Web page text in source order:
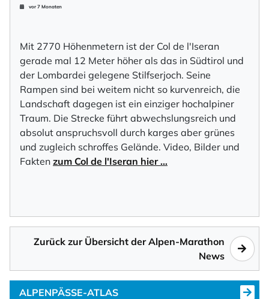
vor 7 Monaten
Mit 2770 Höhenmetern ist der Col de l'Iseran
gerade mal 12 Meter höher als das in Südtirol und
der Lombardei gelegene Stilfserjoch. Seine
Rampen sind bei weitem nicht so kurvenreich, die
Landschaft dagegen ist ein einziger hochalpiner
Traum. Die Strecke führt abwechslungsreich und
absolut anspruchsvoll durch karges aber grünes
und zugleich schroffes Gelände. Video, Bilder und
Fakten zum Col de l'Iseran hier …
Zurück zur Übersicht der Alpen-Marathon
News
ALPENPÄSSE-ATLAS